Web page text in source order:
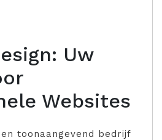
Uw
Websites
toonaangevend bedrijf